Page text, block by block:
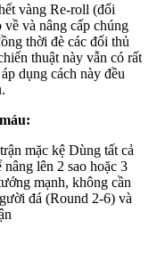
vàng Re-roll (đổi
về và nâng cấp chúng
thời đè các đối thủ
thuật này vẫn có rất
dụng cách này đều
mặc kệ Dùng tất cả
lên 2 sao hoặc 3
mạnh, không cần
đá (Round 2-6) và